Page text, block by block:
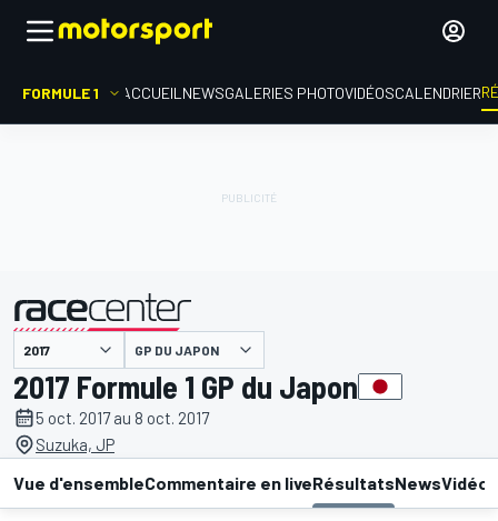
FORMULE 1 ACCUEIL NEWSGALERIES PHOTOVIDÉOSCALENDRIER
présenté par GP DU JAPON
2017 Formule 1 GP du Japon
5 oct. 2017 au 8 oct. 2017
Suzuka, JP
Vue d'ensembleCommentaire en liveRésultatsNewsVidéos